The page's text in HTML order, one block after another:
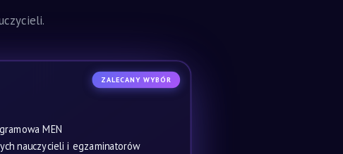
ZALECANY WYBÓR
MEN
nauczycieli i egzaminatorów